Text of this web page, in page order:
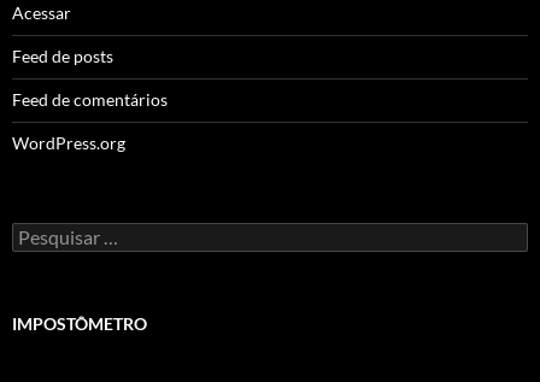
Acessar
Feed de posts
Feed de comentários
WordPress.org
Pesquisar
por:
IMPOSTÔMETRO